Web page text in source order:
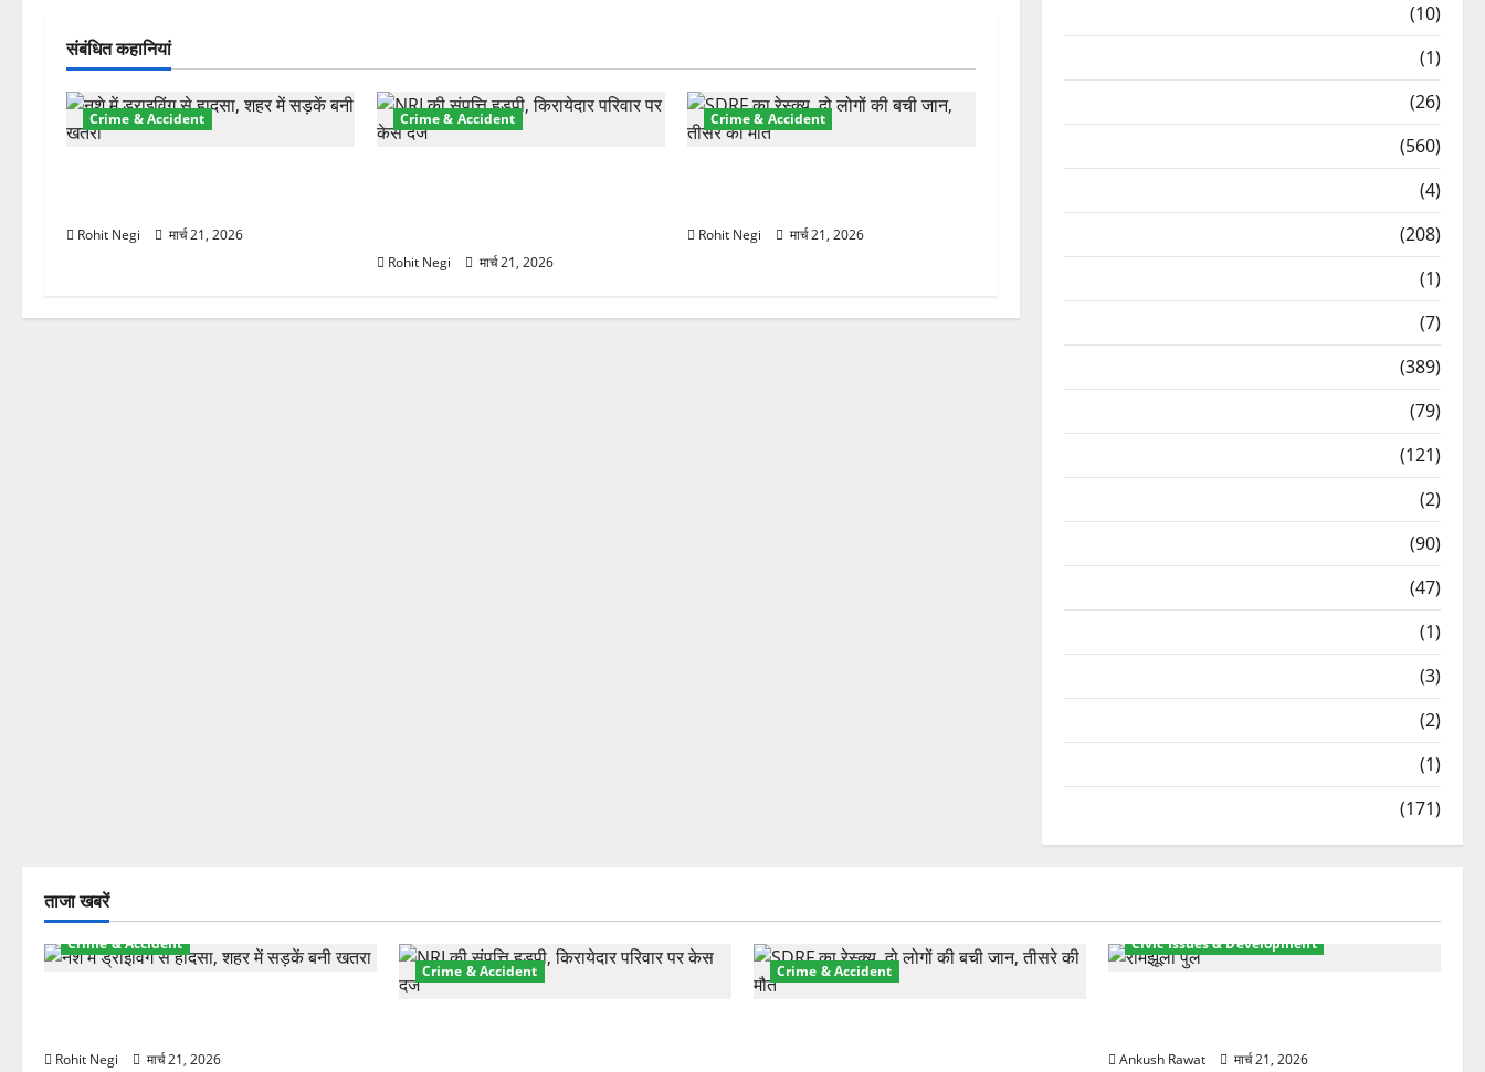
गे
श
न
संबंधित कहानियां
Crime & Accident
Rohit Negi मार्च 21, 2026
Crime & Accident
Rohit Negi मार्च 21, 2026
Crime & Accident
Rohit Negi मार्च 21, 2026
(10)
(1)
(26)
(560)
(4)
(208)
(1)
(7)
(389)
(79)
(121)
(2)
(90)
(47)
(1)
(3)
(2)
(1)
(171)
ताजा खबरें
Crime & Accident
Rohit Negi मार्च 21, 2026
Crime & Accident Crime & Accident
Civic Issues & Development
Ankush Rawat मार्च 21, 2026